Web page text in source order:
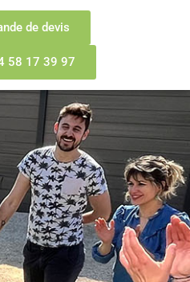
de devis
58 17 39 97